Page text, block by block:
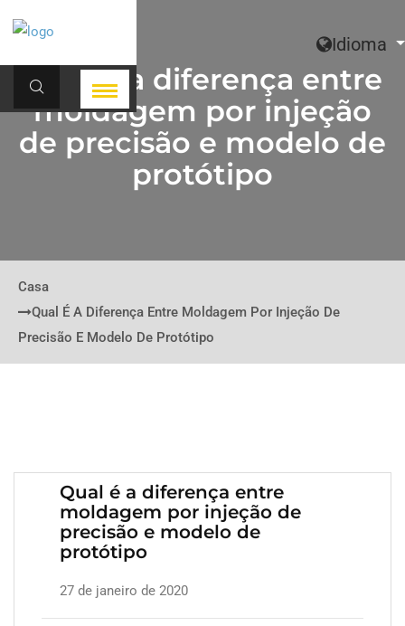
Idioma
Qual é a diferença entre
moldagem por injeção
de precisão e modelo de
protótipo
Casa
Qual É A Diferença Entre Moldagem Por Injeção De
Precisão E Modelo De Protótipo
Qual é a diferença entre
moldagem por injeção de
precisão e modelo de
protótipo
27 de janeiro de 2020